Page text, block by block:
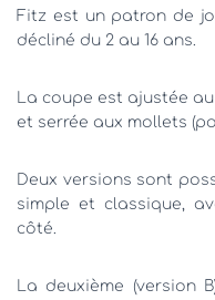
Fitz est un patron de
décliné du 2 au 16 ans.
La coupe est ajustée
et serrée aux mollets
Deux versions sont
simple et classique,
côté.
La deuxième (version